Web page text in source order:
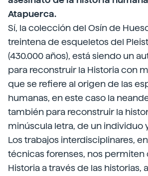
Atapuerca.
Sí, la colección del Osín de
treintena de esqueletos del
(430.000 años), está siendo un
para reconstruir la Historia con
que se refiere al origen de las
humanas, en este caso la
también para reconstruir la
minúscula letra, de un individuo
Los trabajos interdisciplinares,
técnicas forenses, nos permiten
Historia a través de las historias,